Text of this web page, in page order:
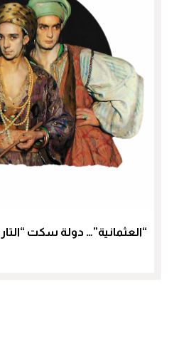
“العثمانية”… دولة سكت